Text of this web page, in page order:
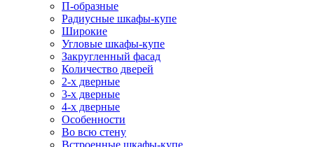
П-образные
Радиусные шкафы-купе
Широкие
Угловые шкафы-купе
Закругленный фасад
Количество дверей
2-х дверные
3-х дверные
4-х дверные
Особенности
Во всю стену
Встроенные шкафы-купе